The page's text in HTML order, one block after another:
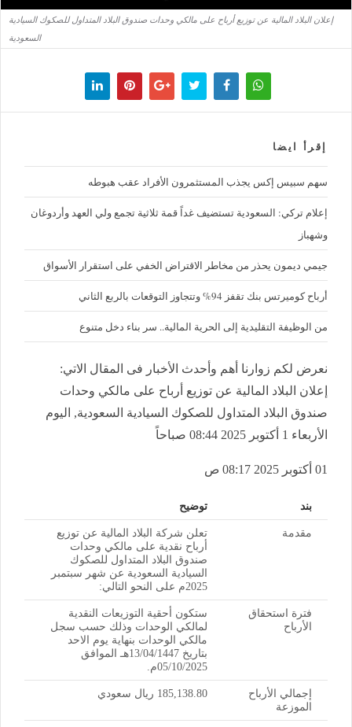
إعلان البلاد المالية عن توزيع أرباح على مالكي وحدات صندوق البلاد المتداول للصكوك السيادية
السعودية
إقرأ ايضا
سهم سبيس إكس يجذب المستثمرون الأفراد عقب هبوطه
إعلام تركي: السعودية تستضيف غداً قمة ثلاثية تجمع ولي العهد وأردوغان
وشهباز
جيمي ديمون يحذر من مخاطر الاقتراض الخفي على استقرار الأسواق
أرباح كوميرتس بنك تقفز 94% وتتجاوز التوقعات بالربع الثاني
من الوظيفة التقليدية إلى الحرية المالية.. سر بناء دخل متنوع
نعرض لكم زوارنا أهم وأحدث الأخبار فى المقال الاتي:
إعلان البلاد المالية عن توزيع أرباح على مالكي وحدات
صندوق البلاد المتداول للصكوك السيادية السعودية, اليوم
الأربعاء 1 أكتوبر 2025 08:44 صباحاً
01 أكتوبر 2025 08:17 ص
بند توضيح
مقدمة
تعلن شركة البلاد المالية عن توزيع
أرباح نقدية على مالكي وحدات
صندوق البلاد المتداول للصكوك
السيادية السعودية عن شهر سبتمبر
2025م على النحو التالي:
فترة استحقاق
الأرباح
ستكون أحقية التوزيعات النقدية
لمالكي الوحدات وذلك حسب سجل
مالكي الوحدات بنهاية يوم الاحد
بتاريخ 13/04/1447هـ الموافق
05/10/2025م.
إجمالي الأرباح
الموزعة
185,138.80 ريال سعودي